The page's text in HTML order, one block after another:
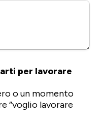
per lavorare
o un momento
“voglio lavorare